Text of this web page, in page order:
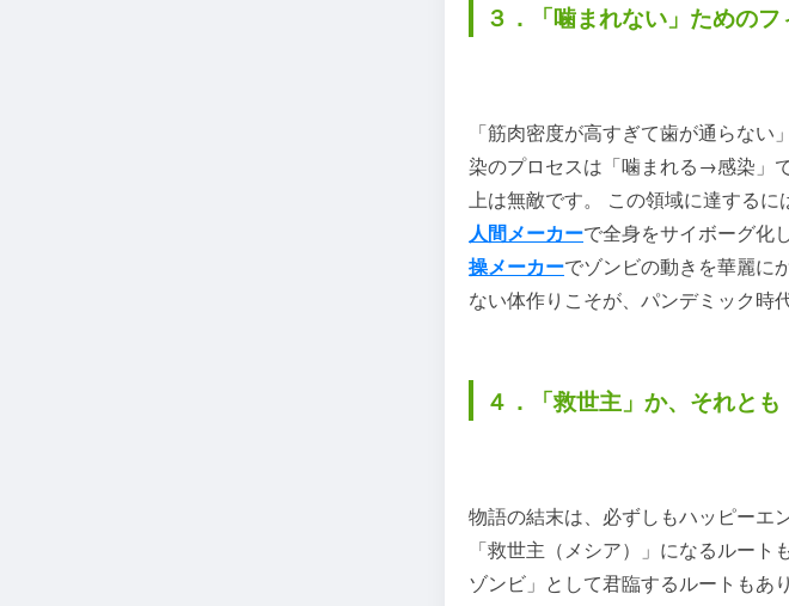
３．「噛まれない」ための
「筋肉密度が高すぎて歯が通らな
染のプロセスは「噛まれる→感染」
上は無敵です。 この領域に達するに
人間メーカーで全身をサイボーグ化
操メーカーでゾンビの動きを華麗に
ない体作りこそが、パンデミック時
４．「救世主」か、それと
物語の結末は、必ずしもハッピーエ
「救世主（メシア）」になるルート
ゾンビ」として君臨するルートもあ